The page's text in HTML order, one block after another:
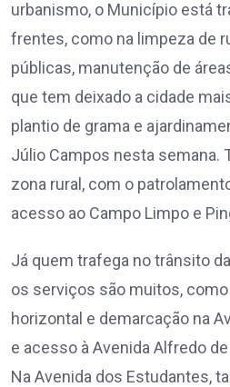
urbanismo, o Município está
frentes, como na limpeza de
públicas, manutenção de
que tem deixado a cidade
plantio de grama e
Júlio Campos nesta semana.
zona rural, com o
acesso ao Campo Limpo e
Já quem trafega no trânsito
os serviços são muitos,
horizontal e demarcação na
e acesso à Avenida Alfredo
Na Avenida dos Estudantes,